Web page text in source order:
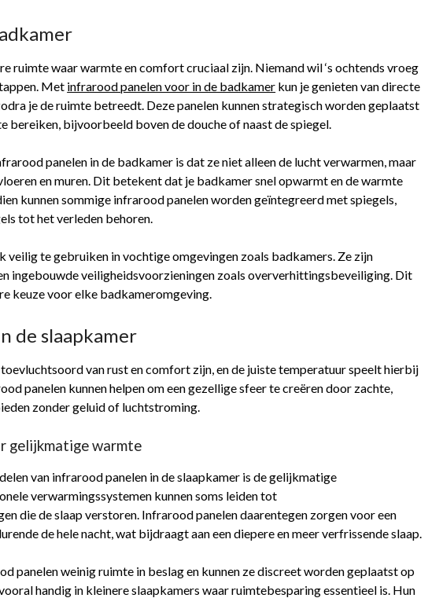
ruimte waar warmte en comfort cruciaal zijn. Niemand wil ‘s ochtends vroeg
Met infrarood panelen voor in de badkamer kun je genieten van directe
je de ruimte betreedt. Deze panelen kunnen strategisch worden geplaatst
bereiken, bijvoorbeeld boven de douche of naast de spiegel.
panelen in de badkamer is dat ze niet alleen de lucht verwarmen, maar
en muren. Dit betekent dat je badkamer snel opwarmt en de warmte
kunnen sommige infrarood panelen worden geïntegreerd met spiegels,
tot het verleden behoren.
veilig te gebruiken in vochtige omgevingen zoals badkamers. Ze zijn
ingebouwde veiligheidsvoorzieningen zoals oververhittingsbeveiliging. Dit
keuze voor elke badkameromgeving.
de slaapkamer
van rust en comfort zijn, en de juiste temperatuur speelt hierbij
panelen kunnen helpen om een gezellige sfeer te creëren door zachte,
zonder geluid of luchtstroming.
gelijkmatige warmte
van infrarood panelen in de slaapkamer is de gelijkmatige
verwarmingssystemen kunnen soms leiden tot
die de slaap verstoren. Infrarood panelen daarentegen zorgen voor een
de hele nacht, wat bijdraagt aan een diepere en meer verfrissende slaap.
panelen weinig ruimte in beslag en kunnen ze discreet worden geplaatst op
handig in kleinere slaapkamers waar ruimtebesparing essentieel is. Hun